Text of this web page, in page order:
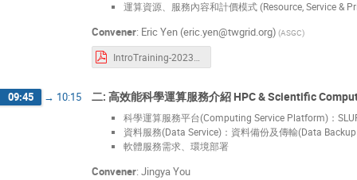
運算資源、服務內容和計價模式 (Resource, Service &
Convener: Eric Yen (eric.yen@twgrid.org) (ASGC)
09:45 → 10:15 二: 高效能科學運算服務介紹 HPC & Scientific
科學運算服務平台(Computing Service Platform)：
資料服務(Data Service)：資料備份及傳輸(Data
軟體服務需求、環境部署
Convener: Jingya You